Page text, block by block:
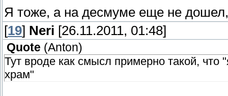
Я тоже, а на десмуме еще не
[19] Neri [26.11.2011, 01:48]
Quote (Anton)
Тут вроде как смысл примерно такой,
храм"